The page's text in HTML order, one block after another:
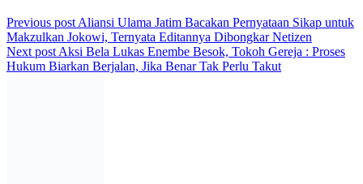
Previous post Aliansi Ulama Jatim Bacakan Pernyataan Sikap untuk
Makzulkan Jokowi, Ternyata Editannya Dibongkar Netizen
Next post Aksi Bela Lukas Enembe Besok, Tokoh Gereja : Proses
Hukum Biarkan Berjalan, Jika Benar Tak Perlu Takut